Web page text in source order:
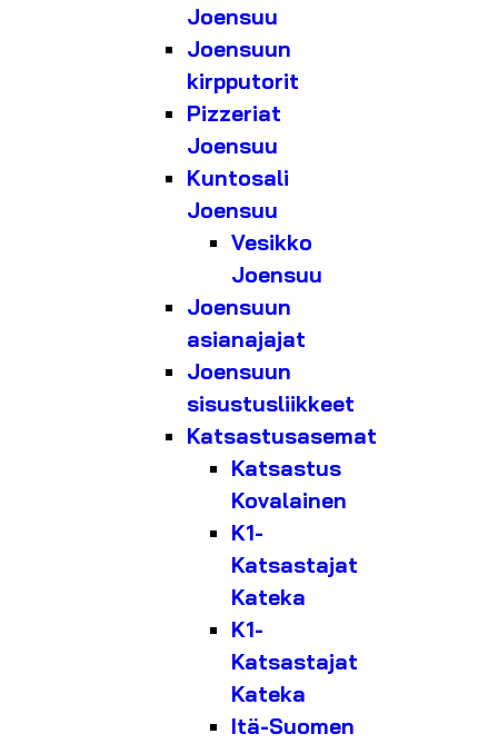
Joensuu
Joensuun
kirpputorit
Pizzeriat
Joensuu
Kuntosali
Joensuu
Vesikko
Joensuu
Joensuun
asianajajat
Joensuun
sisustusliikkeet
Katsastusasemat
Katsastus
Kovalainen
K1-
Katsastajat
Kateka
K1-
Katsastajat
Kateka
Itä-Suomen